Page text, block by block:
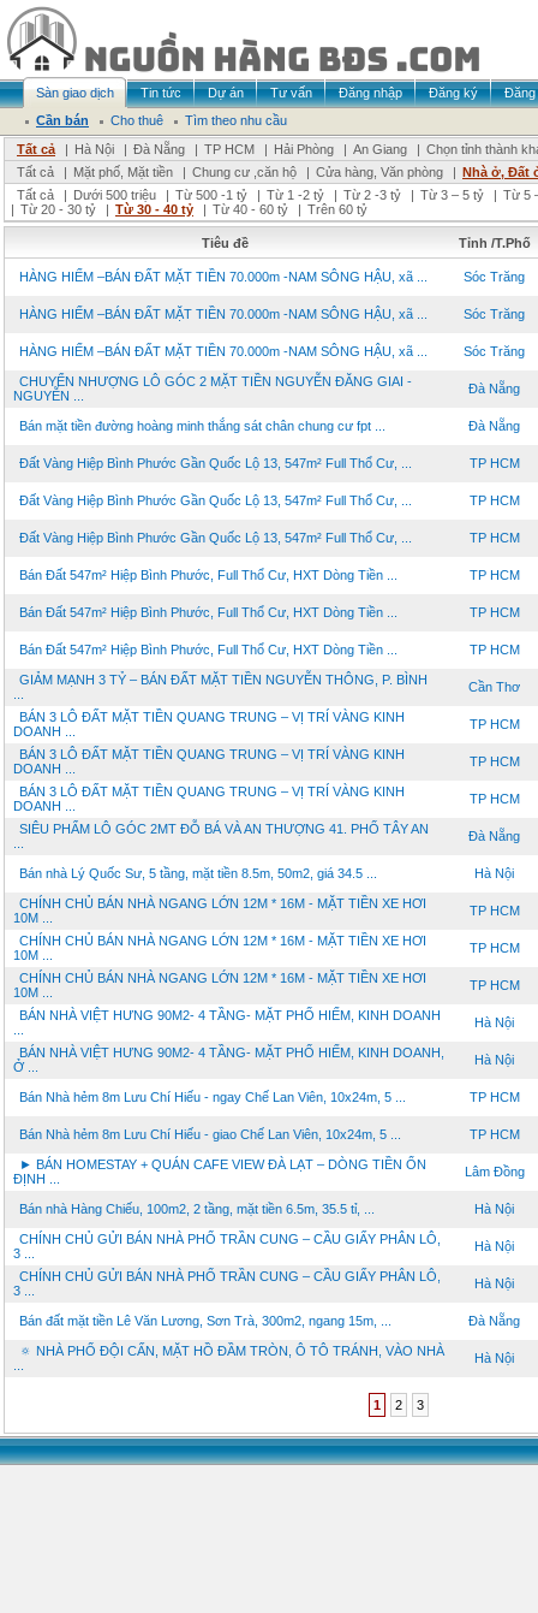
Sàn giao dịch Tin tức Dự án Tư vấn Đăng nhập Đăng ký
Đăng
Cần bán
Cho thuê
Tìm theo nhu cầu
Tất cả
| Hà Nội | Đà Nẵng | TP HCM | Hải Phòng | An Giang | Chọn tỉnh thành
Tất cả
| Mặt phố, Mặt tiền | Chung cư ,căn hộ | Cửa hàng, Văn phòng | Nhà ở, Đất
Tất cả
| Dưới 500 triệu | Từ 500 -1 tỷ | Từ 1 -2 tỷ | Từ 2 -3 tỷ | Từ 3 – 5 tỷ | Từ 5
| Từ 20 - 30 tỷ | Từ 30 - 40 tỷ | Từ 40 - 60 tỷ | Trên 60 tỷ
Tiêu đề Tỉnh /T.Phố
HÀNG HIẾM –BÁN ĐẤT MẶT TIỀN 70.000m -NAM SÔNG HẬU, xã ... Sóc Trăng
HÀNG HIẾM –BÁN ĐẤT MẶT TIỀN 70.000m -NAM SÔNG HẬU, xã ... Sóc Trăng
HÀNG HIẾM –BÁN ĐẤT MẶT TIỀN 70.000m -NAM SÔNG HẬU, xã ... Sóc Trăng
CHUYỂN NHƯỢNG LÔ GÓC 2 MẶT TIỀN NGUYỄN ĐĂNG GIAI -
NGUYỄN ...
Đà Nẵng
Bán mặt tiền đường hoàng minh thắng sát chân chung cư fpt ... Đà Nẵng
Đất Vàng Hiệp Bình Phước Gần Quốc Lộ 13, 547m² Full Thổ Cư, ... TP HCM
Đất Vàng Hiệp Bình Phước Gần Quốc Lộ 13, 547m² Full Thổ Cư, ... TP HCM
Đất Vàng Hiệp Bình Phước Gần Quốc Lộ 13, 547m² Full Thổ Cư, ... TP HCM
Bán Đất 547m² Hiệp Bình Phước, Full Thổ Cư, HXT Dòng Tiền ... TP HCM
Bán Đất 547m² Hiệp Bình Phước, Full Thổ Cư, HXT Dòng Tiền ... TP HCM
Bán Đất 547m² Hiệp Bình Phước, Full Thổ Cư, HXT Dòng Tiền ... TP HCM
GIẢM MẠNH 3 TỶ – BÁN ĐẤT MẶT TIỀN NGUYỄN THÔNG, P. BÌNH
Cần Thơ
BÁN 3 LÔ ĐẤT MẶT TIỀN QUANG TRUNG – VỊ TRÍ VÀNG KINH
DOANH ...
TP HCM
BÁN 3 LÔ ĐẤT MẶT TIỀN QUANG TRUNG – VỊ TRÍ VÀNG KINH
DOANH ...
TP HCM
BÁN 3 LÔ ĐẤT MẶT TIỀN QUANG TRUNG – VỊ TRÍ VÀNG KINH
DOANH ...
TP HCM
SIÊU PHẨM LÔ GÓC 2MT ĐỖ BÁ VÀ AN THƯỢNG 41. PHỐ TÂY AN
Đà Nẵng
Bán nhà Lý Quốc Sư, 5 tầng, mặt tiền 8.5m, 50m2, giá 34.5 ... Hà Nội
CHÍNH CHỦ BÁN NHÀ NGANG LỚN 12M * 16M - MẶT TIỀN XE HƠI
10M ...
TP HCM
CHÍNH CHỦ BÁN NHÀ NGANG LỚN 12M * 16M - MẶT TIỀN XE HƠI
10M ...
TP HCM
CHÍNH CHỦ BÁN NHÀ NGANG LỚN 12M * 16M - MẶT TIỀN XE HƠI
10M ...
TP HCM
BÁN NHÀ VIỆT HƯNG 90M2- 4 TẦNG- MẶT PHỐ HIẾM, KINH DOANH
Hà Nội
BÁN NHÀ VIỆT HƯNG 90M2- 4 TẦNG- MẶT PHỐ HIẾM, KINH DOANH,
Ở ...
Hà Nội
Bán Nhà hẻm 8m Lưu Chí Hiếu - ngay Chế Lan Viên, 10x24m, 5 ... TP HCM
Bán Nhà hẻm 8m Lưu Chí Hiếu - giao Chế Lan Viên, 10x24m, 5 ... TP HCM
► BÁN HOMESTAY + QUÁN CAFE VIEW ĐÀ LẠT – DÒNG TIỀN ỔN
ĐỊNH ...
Lâm Đồng
Bán nhà Hàng Chiếu, 100m2, 2 tầng, mặt tiền 6.5m, 35.5 tỉ, ... Hà Nội
CHÍNH CHỦ GỬI BÁN NHÀ PHỐ TRẦN CUNG – CẦU GIẤY PHÂN LÔ,
3 ...
Hà Nội
CHÍNH CHỦ GỬI BÁN NHÀ PHỐ TRẦN CUNG – CẦU GIẤY PHÂN LÔ,
3 ...
Hà Nội
Bán đất mặt tiền Lê Văn Lương, Sơn Trà, 300m2, ngang 15m, ... Đà Nẵng
🔅 NHÀ PHỐ ĐỘI CẤN, MẶT HỒ ĐẦM TRÒN, Ô TÔ TRÁNH, VÀO NHÀ
Hà Nội
1 2 3